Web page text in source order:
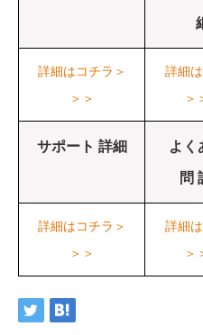
詳細はコチラ＞
＞＞
詳細
＞
サポート 詳細 よく
問
詳細はコチラ＞
＞＞
詳細
＞